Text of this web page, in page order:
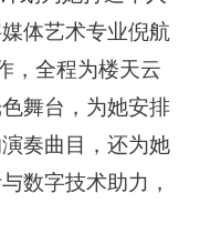
体艺术专业倪航
，全程为楼天云
舞台，为她安排
奏曲目，还为她
数字技术助力，